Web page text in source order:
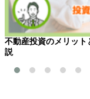
不動産投資のメリッ
説